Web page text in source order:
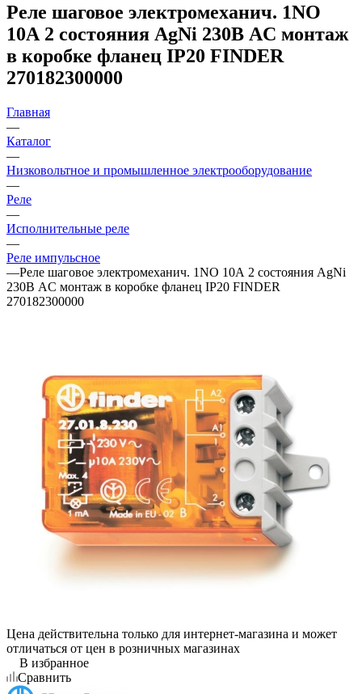
Реле шаговое электромеханич. 1NO
10А 2 состояния AgNi 230В AC монтаж
в коробке фланец IP20 FINDER
270182300000
Главная
—
Каталог
—
Низковольтное и промышленное электрооборудование
—
Реле
—
Исполнительные реле
—
Реле импульсное
—Реле шаговое электромеханич. 1NO 10А 2 состояния AgNi
230В AC монтаж в коробке фланец IP20 FINDER
270182300000
Цена действительна только для интернет-магазина и может
отличаться от цен в розничных магазинах
В избранное
Сравнить